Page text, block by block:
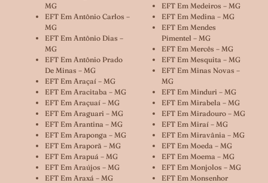
MG
EFT Em Antônio Carlos –
MG
EFT Em Antônio Dias –
MG
EFT Em Antônio Prado
De Minas – MG
EFT Em Araçaí – MG
EFT Em Aracitaba – MG
EFT Em Araçuaí – MG
EFT Em Araguari – MG
EFT Em Arantina – MG
EFT Em Araponga – MG
EFT Em Araporã – MG
EFT Em Arapuá – MG
EFT Em Araújos – MG
EFT Em Araxá – MG
EFT Em Medeiros – MG
EFT Em Medina – MG
EFT Em Mendes
Pimentel – MG
EFT Em Mercês – MG
EFT Em Mesquita – MG
EFT Em Minas Novas –
MG
EFT Em Minduri – MG
EFT Em Mirabela – MG
EFT Em Miradouro – MG
EFT Em Miraí – MG
EFT Em Miravânia – MG
EFT Em Moeda – MG
EFT Em Moema – MG
EFT Em Monjolos – MG
EFT Em Monsenhor